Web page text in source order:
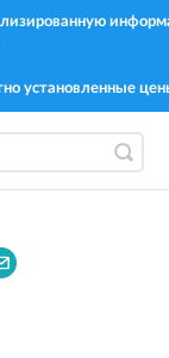
установленные